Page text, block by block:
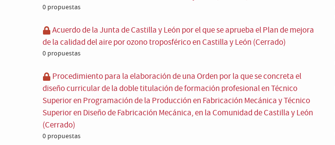
0 propuestas
Acuerdo de la Junta de Castilla y León por el que se aprueba el Plan de mejora
de la calidad del aire por ozono troposférico en Castilla y León (Cerrado)
0 propuestas
Procedimiento para la elaboración de una Orden por la que se concreta el
diseño curricular de la doble titulación de formación profesional en Técnico
Superior en Programación de la Producción en Fabricación Mecánica y Técnico
Superior en Diseño de Fabricación Mecánica, en la Comunidad de Castilla y León
(Cerrado)
0 propuestas